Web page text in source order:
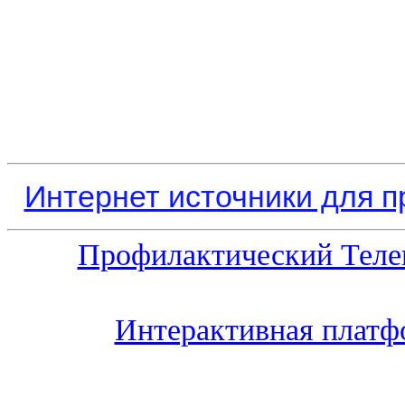
Интернет источники для
Профилактический
Интерактивная